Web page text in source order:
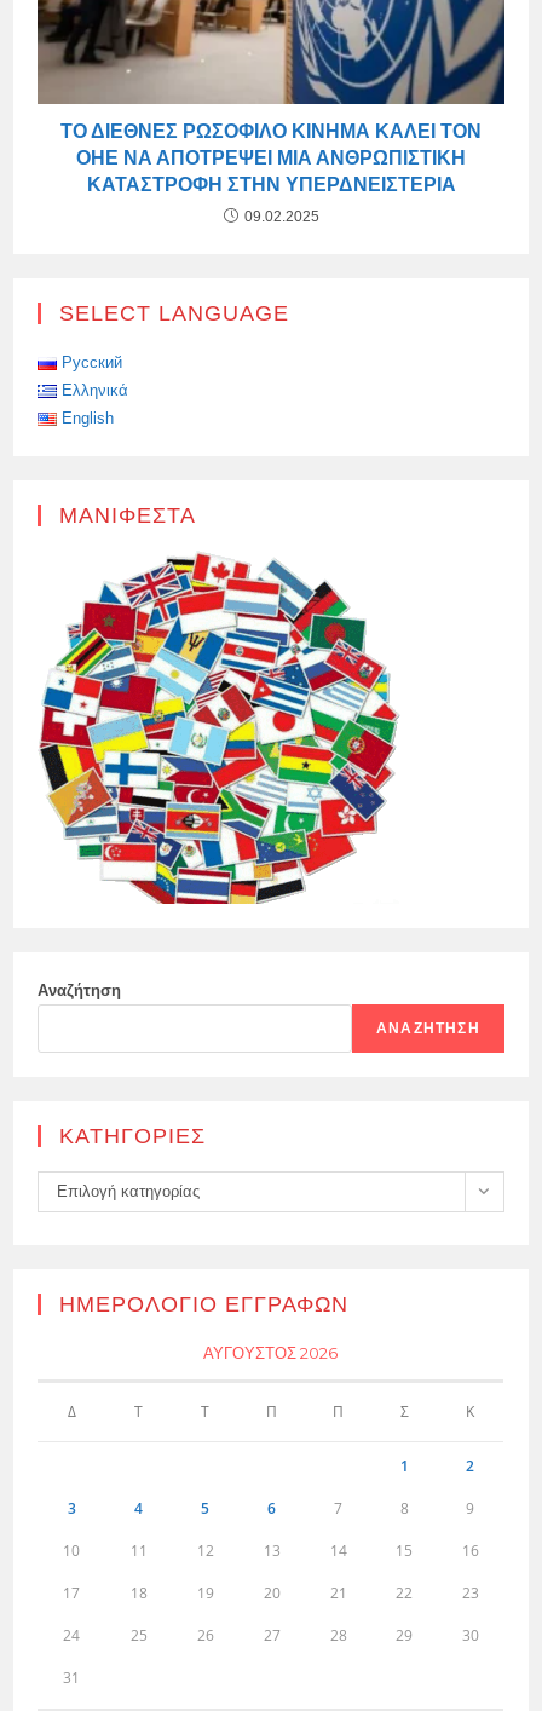
ΤΟ ΔΙΕΘΝΈΣ ΡΩΣΌΦΙΛΟ ΚΊΝΗΜΑ ΚΑΛΕΊ ΤΟΝ
ΟΗΕ ΝΑ ΑΠΟΤΡΈΨΕΙ ΜΙΑ ΑΝΘΡΩΠΙΣΤΙΚΉ
ΚΑΤΑΣΤΡΟΦΉ ΣΤΗΝ ΥΠΕΡΔΝΕΙΣΤΕΡΊΑ
09.02.2025
SELECT LANGUAGE
Русский
Ελληνικά
English
ΜΑΝΙΦΈΣΤΑ
Αναζήτηση
ΑΝΑΖΉΤΗΣΗ
KΑΤΗΓΟΡΊΕΣ
Kατηγορίες
Επιλογή κατηγορίας
ΗΜΕΡΟΛΌΓΙΟ ΕΓΓΡΑΦΏΝ
ΑΎΓΟΥΣΤΟΣ 2026
Δ Τ Τ Π Π Σ Κ
1 2
3 4 5 6 7 8 9
10 11 12 13 14 15 16
17 18 19 20 21 22 23
24 25 26 27 28 29 30
31